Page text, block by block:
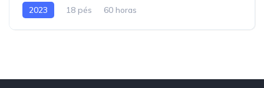
2023 18 pés 60 horas